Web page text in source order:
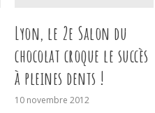
Lyon, le 2e Salon du
chocolat croque le succès
à pleines dents !
10 novembre 2012